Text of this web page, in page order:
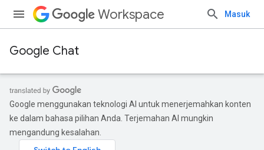
Workspace Masuk
Google Chat
Google menggunakan teknologi AI untuk menerjemahkan konten
ke dalam bahasa pilihan Anda. Terjemahan AI mungkin
mengandung kesalahan.